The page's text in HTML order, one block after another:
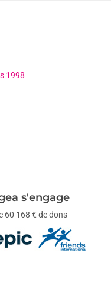
1998
s'engage
60 168 € de dons